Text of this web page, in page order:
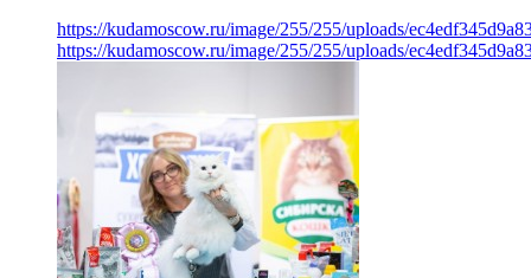
https://kudamoscow.ru/image/255/255/uploads/
https://kudamoscow.ru/image/255/255/uploads/